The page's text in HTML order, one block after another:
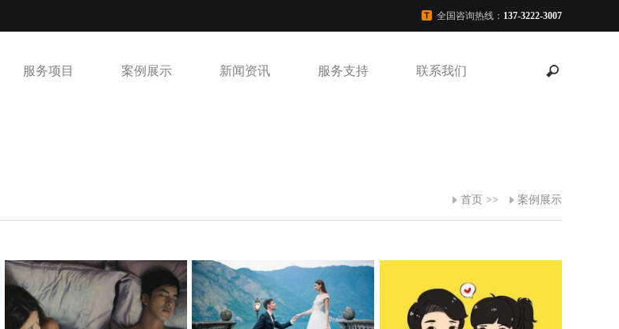
全国咨询热线： 137-3222-3007
服务项目 案例展示 新闻资讯 服务支持 联系我们
首页 >> 案例展示